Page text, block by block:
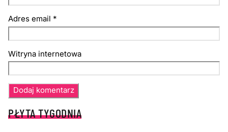
Adres email *
Witryna internetowa
PŁYTA TYGODNIA